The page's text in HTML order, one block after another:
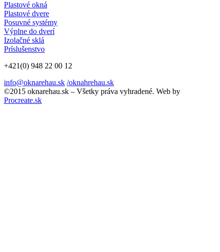
Plastové okná
Plastové dvere
Posuvné systémy
Výplne do dverí
Izolačné sklá
Príslušenstvo
+421(0) 948 22 00 12
info@oknarehau.sk /oknahrehau.sk
©2015 oknarehau.sk – Všetky práva vyhradené. Web by
Procreate.sk